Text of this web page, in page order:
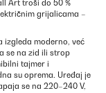
Art troši do 50 %
grijalicama –
izgleda moderno, već
se na zid ili strop
tajmer i
su oprema. Uređaj je
se na 220–240 V,